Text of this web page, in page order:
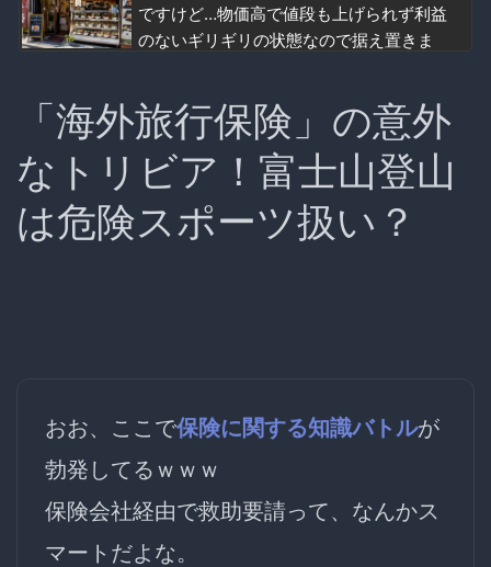
ですけど…物価高で値段も上げられず利益
のないギリギリの状態なので据え置きま
「海外旅行保険」の意外
なトリビア！富士山登山
は危険スポーツ扱い？
おお、ここで保険に関する知識バトルが
勃発してるｗｗｗ
保険会社経由で救助要請って、 なんかス
マートだよな。